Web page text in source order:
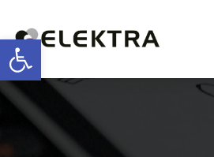
Otwórz pasek narzędzi